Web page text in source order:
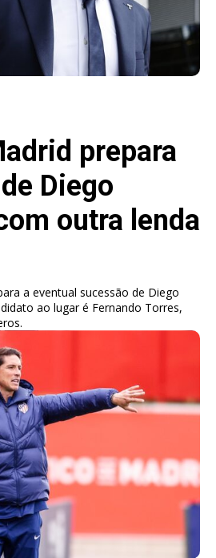
prepara
Diego
outra lenda
a eventual sucessão de Diego
ao lugar é Fernando Torres,